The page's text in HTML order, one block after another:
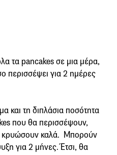
τα pancakes σε μια μέρα,
περισσέψει για 2 ημέρες
και τη διπλάσια ποσότητα
που θα περισσέψουν,
κρυώσουν καλά. Μπορούν
για 2 μήνες. Έτσι, θα